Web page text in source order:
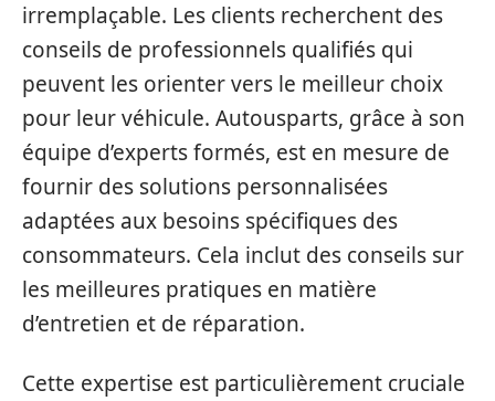
irremplaçable. Les clients recherchent des
conseils de professionnels qualifiés qui
peuvent les orienter vers le meilleur choix
pour leur véhicule. Autousparts, grâce à son
équipe d’experts formés, est en mesure de
fournir des solutions personnalisées
adaptées aux besoins spécifiques des
consommateurs. Cela inclut des conseils sur
les meilleures pratiques en matière
d’entretien et de réparation.
Cette expertise est particulièrement cruciale